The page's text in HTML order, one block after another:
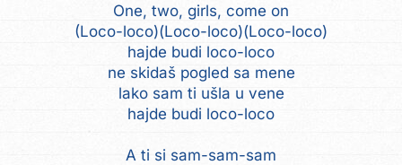
One, two, girls, come on
(Loco-loco)(Loco-loco)(Loco-loco)
hajde budi loco-loco
ne skidaš pogled sa mene
lako sam ti ušla u vene
hajde budi loco-loco
A ti si sam-sam-sam